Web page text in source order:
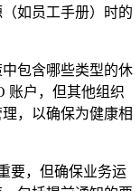
如员工手册）时的
包含哪些类型的休
账户，但其他组织
，以确保为健康相
要，但确保业务运